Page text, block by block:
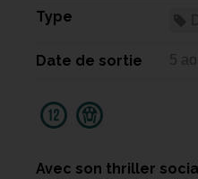
Type
Date de sortie 5
Avec son thriller